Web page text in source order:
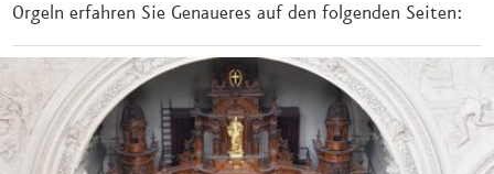
Orgeln erfahren Sie Genaueres auf den folgenden Seiten: